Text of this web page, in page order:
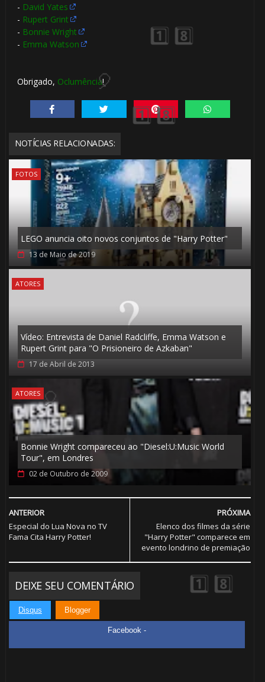
- David Yates
- Rupert Grint
- Bonnie Wright
- Emma Watson
Obrigado, Oclumência!
NOTÍCIAS RELACIONADAS:
FOTOS
LEGO anuncia oito novos conjuntos de "Harry Potter"
13 de Maio de 2019
ATORES
Vídeo: Entrevista de Daniel Radcliffe, Emma Watson e
Rupert Grint para "O Prisioneiro de Azkaban"
17 de Abril de 2013
ATORES
Bonnie Wright compareceu ao "Diesel:U:Music World
Tour", em Londres
02 de Outubro de 2009
PRÓXIMA
Elenco dos filmes da série
"Harry Potter" comparece em
evento londrino de premiação
ANTERIOR
Especial do Lua Nova no TV
Fama Cita Harry Potter!
DEIXE SEU COMENTÁRIO
Disqus Blogger
Facebook -
⚡
1️⃣ 8️⃣
🎈
1️⃣ 8️⃣
8️⃣